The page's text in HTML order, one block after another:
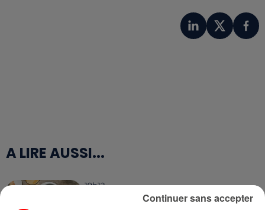
A LIRE AUSSI...
19h12
PETIT-DÉJEUNER : EST-IL
Continuer sans accepter